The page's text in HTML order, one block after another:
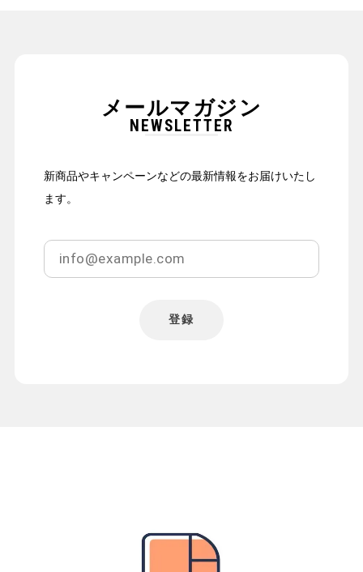
メールマガジン
NEWSLETTER
新商品やキャンペーンなどの最新情報をお届けいたし
ます。
登録